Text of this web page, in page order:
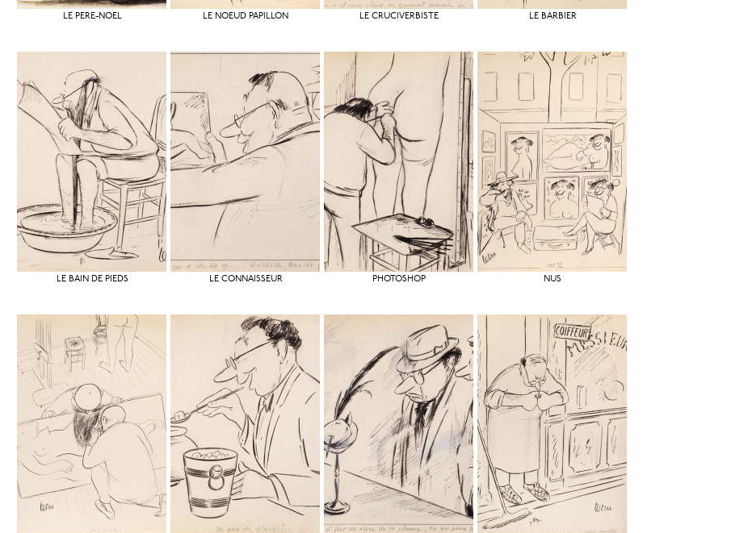
LE PÈRE-NOËL LE NOEUD PAPILLON LE CRUCIVERBISTE LE BARBIER
LE BAIN DE PIEDS LE CONNAISSEUR PHOTOSHOP NUS